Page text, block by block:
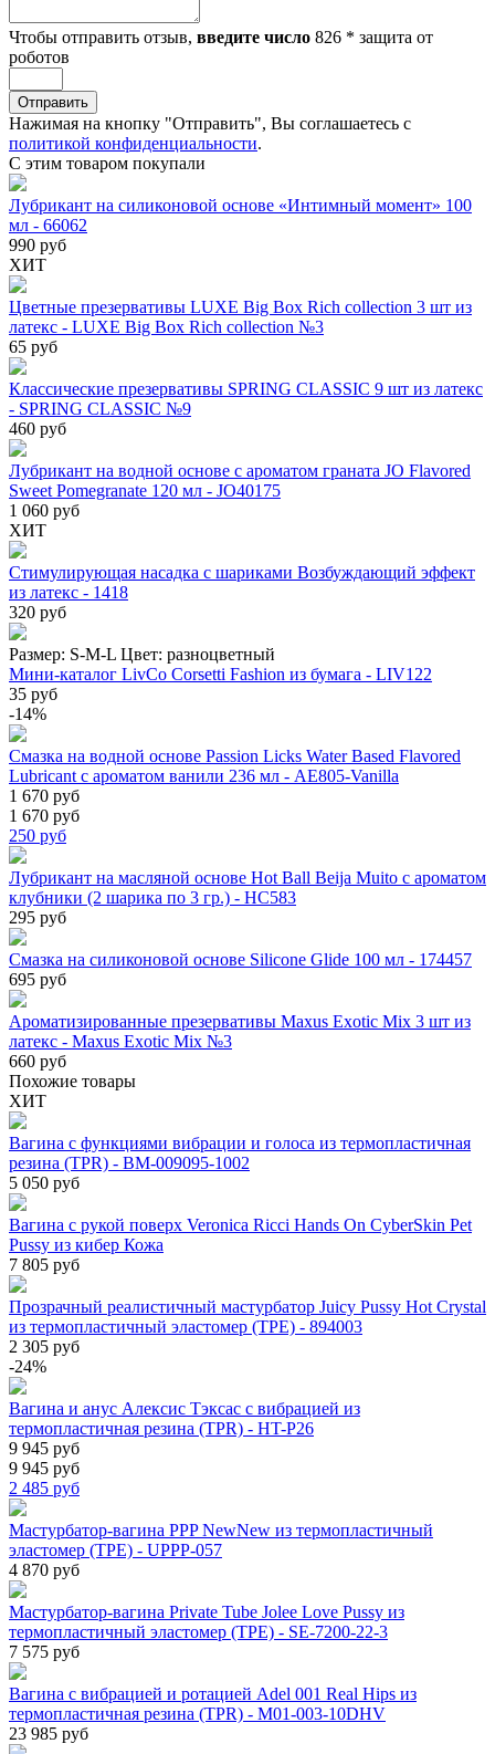
Чтобы отправить отзыв, введите число 826 * защита от
роботов
Отправить
Нажимая на кнопку "Отправить", Вы соглашаетесь с
политикой конфиденциальности.
С этим товаром покупали
Лубрикант на силиконовой основе «Интимный момент» 100
мл - 66062
990 руб
ХИТ
Цветные презервативы LUXE Big Box Rich collection 3 шт из
латекс - LUXE Big Box Rich collection №3
65 руб
Классические презервативы SPRING CLASSIC 9 шт из латекс
- SPRING CLASSIC №9
460 руб
Лубрикант на водной основе с ароматом граната JO Flavored
Sweet Pomegranate 120 мл - JO40175
1 060 руб
ХИТ
Стимулирующая насадка с шариками Возбуждающий эффект
из латекс - 1418
320 руб
Размер: S-M-L Цвет: разноцветный
Мини-каталог LivCo Corsetti Fashion из бумага - LIV122
35 руб
-14%
Смазка на водной основе Passion Licks Water Based Flavored
Lubricant с ароматом ванили 236 мл - AE805-Vanilla
1 670 руб
1 670 руб
250 руб
Лубрикант на масляной основе Hot Ball Beija Muito с ароматом
клубники (2 шарика по 3 гр.) - HC583
295 руб
Смазка на силиконовой основе Silicone Glide 100 мл - 174457
695 руб
Ароматизированные презервативы Maxus Exotic Mix 3 шт из
латекс - Maxus Exotic Mix №3
660 руб
Похожие товары
ХИТ
Вагина с функциями вибрации и голоса из термопластичная
резина (TPR) - BM-009095-1002
5 050 руб
Вагина с рукой поверх Veronica Ricci Hands On CyberSkin Pet
Pussy из кибер Кожа
7 805 руб
Прозрачный реалистичный мастурбатор Juicy Pussy Hot Crystal
из термопластичный эластомер (TPE) - 894003
2 305 руб
-24%
Вагина и анус Алексис Тэксас с вибрацией из
термопластичная резина (TPR) - HT-P26
9 945 руб
9 945 руб
2 485 руб
Мастурбатор-вагина PPP NewNew из термопластичный
эластомер (TPE) - UPPP-057
4 870 руб
Мастурбатор-вагина Private Tube Jolee Love Pussy из
термопластичный эластомер (TPE) - SE-7200-22-3
7 575 руб
Вагина с вибрацией и ротацией Adel 001 Real Hips из
термопластичная резина (TPR) - M01-003-10DHV
23 985 руб